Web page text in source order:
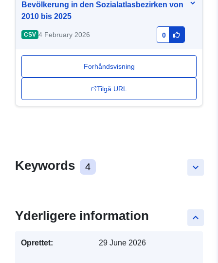
Bevölkerung in den Sozialatlasbezirken von
2010 bis 2025
CSV 4 February 2026 0
Forhåndsvisning
Tilgå URL
keyboard_arrow_down
Keywords 4
keyboard_arrow_up
Yderligere information
Oprettet: 29 June 2026